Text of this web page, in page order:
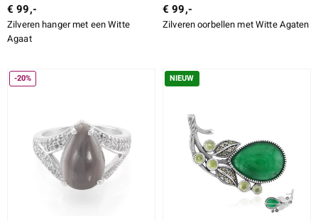
€ 99,-
Zilveren hanger met een Witte
Agaat
€ 99,-
Zilveren oorbellen met Witte Agaten
-20% NIEUW